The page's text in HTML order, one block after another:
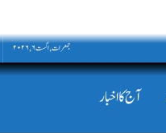
جمعرات, اگست ۶, ۲۰۲۶
آج کا اخبار